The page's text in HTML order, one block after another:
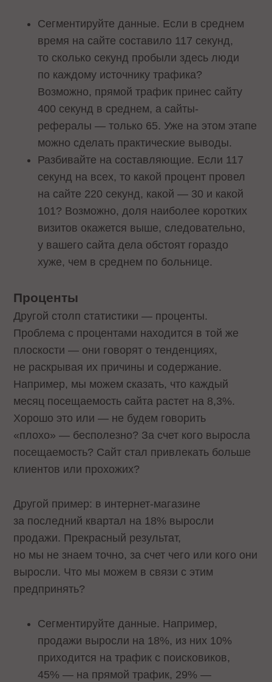
Сегментируйте данные. Если в среднем
время на сайте составило 117 секунд,
то сколько секунд пробыли здесь люди
по каждому источнику трафика?
Возможно, прямой трафик принес сайту
400 секунд в среднем, а сайты-
рефералы — только 65. Уже на этом этапе
можно сделать практические выводы.
Разбивайте на составляющие. Если 117
секунд на всех, то какой процент провел
на сайте 220 секунд, какой — 30 и какой
101? Возможно, доля наиболее коротких
визитов окажется выше, следовательно,
у вашего сайта дела обстоят гораздо
хуже, чем в среднем по больнице.
Проценты
Другой столп статистики — проценты.
Проблема с процентами находится в той же
плоскости — они говорят о тенденциях,
не раскрывая их причины и содержание.
Например, мы можем сказать, что каждый
месяц посещаемость сайта растет на 8,3%.
Хорошо это или — не будем говорить
«плохо» — бесполезно? За счет кого выросла
посещаемость? Сайт стал привлекать больше
клиентов или прохожих?
Другой пример: в интернет-магазине
за последний квартал на 18% выросли
продажи. Прекрасный результат,
но мы не знаем точно, за счет чего или кого они
выросли. Что мы можем в связи с этим
предпринять?
Сегментируйте данные. Например,
продажи выросли на 18%, из них 10%
приходится на трафик с поисковиков,
45% — на прямой трафик, 29% —